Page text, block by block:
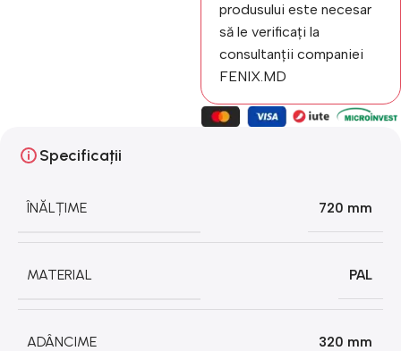
produsului este necesar
să le verificați la
consultanții companiei
FENIX.MD
Specificații
ÎNĂLȚIME 720 mm
MATERIAL PAL
ADÂNCIME 320 mm